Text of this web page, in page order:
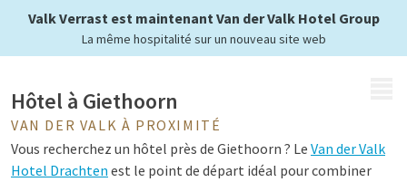
Valk Verrast est maintenant Van der Valk Hotel Group
La même hospitalité sur un nouveau site web
Hôtel à Giethoorn
VAN DER VALK À PROXIMITÉ
Vous recherchez un hôtel près de Giethoorn ? Le Van der Valk
Hotel Drachten est le point de départ idéal pour combiner